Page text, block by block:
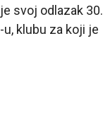
svoj odlazak 30.
klubu za koji je